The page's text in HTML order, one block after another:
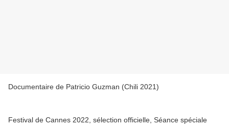
Documentaire de Patricio Guzman (Chili 2021)
Festival de Cannes 2022, sélection officielle, Séance spéciale